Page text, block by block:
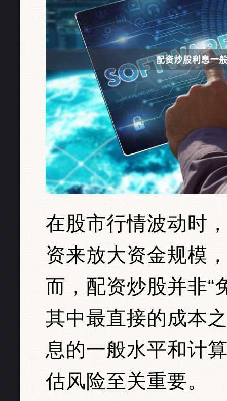
在股市行情波动时
资来放大资金规模
而，配资炒股并非“
其中最直接的成本
息的一般水平和计
估风险至关重要。